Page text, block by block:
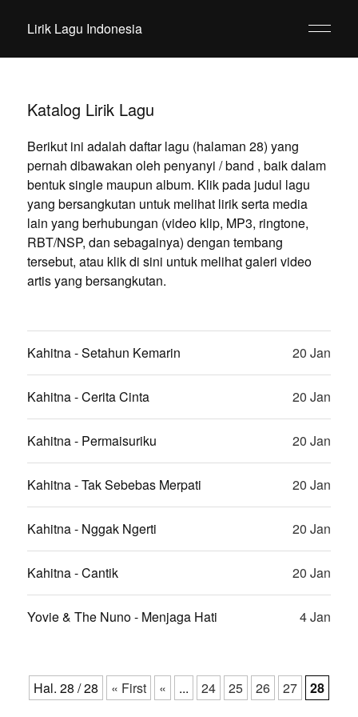
Lirik Lagu Indonesia
Katalog Lirik Lagu
Berikut ini adalah daftar lagu (halaman 28) yang
pernah dibawakan oleh penyanyi / band , baik dalam
bentuk single maupun album. Klik pada judul lagu
yang bersangkutan untuk melihat lirik serta media
lain yang berhubungan (video klip, MP3, ringtone,
RBT/NSP, dan sebagainya) dengan tembang
tersebut, atau klik di sini untuk melihat galeri video
artis yang bersangkutan.
Kahitna - Setahun Kemarin 20 Jan
Kahitna - Cerita Cinta 20 Jan
Kahitna - Permaisuriku 20 Jan
Kahitna - Tak Sebebas Merpati 20 Jan
Kahitna - Nggak Ngerti 20 Jan
Kahitna - Cantik 20 Jan
Yovie & The Nuno - Menjaga Hati 4 Jan
Hal. 28 / 28 « First « ... 24 25 26 27 28